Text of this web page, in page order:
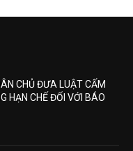
CHỦ ĐƯA LUẬT CẤM
HẠN CHẾ ĐỐI VỚI BÁO